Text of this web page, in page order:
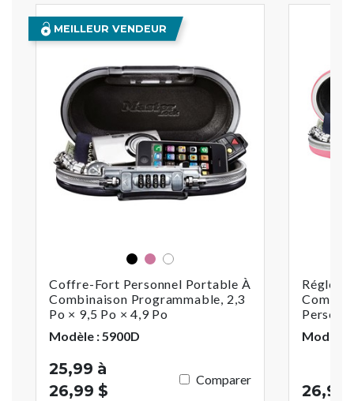
MEILLEUR VENDEUR
NoirRoseBlanc
Coffre-Fort Personnel Portable À
Combinaison Programmable, 2,3
Po × 9,5 Po × 4,9 Po
Modèle : 5900D
25,99 à
26,99 $
Comparer
Réglez
Modèle
26,99